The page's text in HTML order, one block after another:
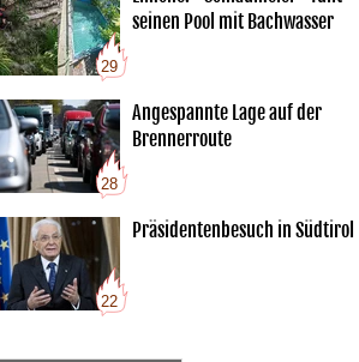
29
seinen Pool mit Bachwasser
28
Angespannte Lage auf der
Brennerroute
22
Präsidentenbesuch in Südtirol